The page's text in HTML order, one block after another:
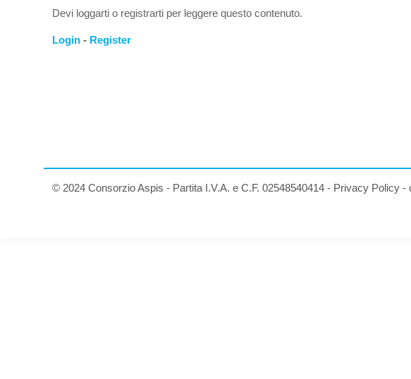
Devi loggarti o registrarti per leggere questo contenuto.
Login - Register
© 2024 Consorzio Aspis - Partita I.V.A. e C.F. 02548540414 - Privacy Policy -